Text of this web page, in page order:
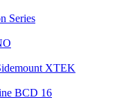
Series
XTEK
BCD 16